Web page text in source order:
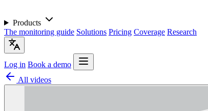
Products
The monitoring guide Solutions Pricing Coverage Research
Log in Book a demo
All videos